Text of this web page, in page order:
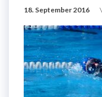
18. September 2016